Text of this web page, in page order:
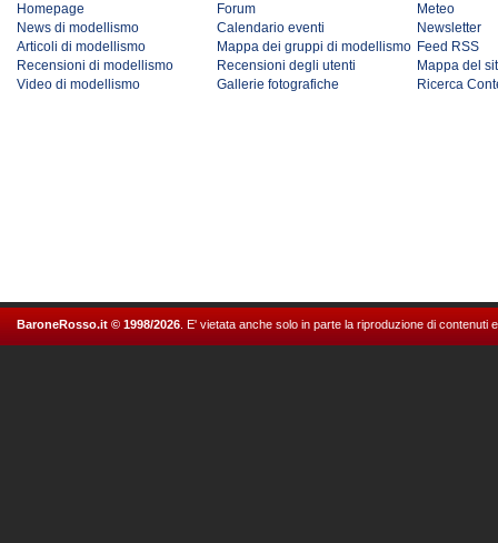
Homepage
News di modellismo
Articoli di modellismo
Recensioni di modellismo
Video di modellismo
Forum
Calendario eventi
Mappa dei gruppi di modellismo
Recensioni degli utenti
Gallerie fotografiche
Meteo
Newsletter
Feed RSS
Mappa del
Ricerca
BaroneRosso.it © 1998/2026 . E' vietata anche solo in parte la riproduzione di contenuti